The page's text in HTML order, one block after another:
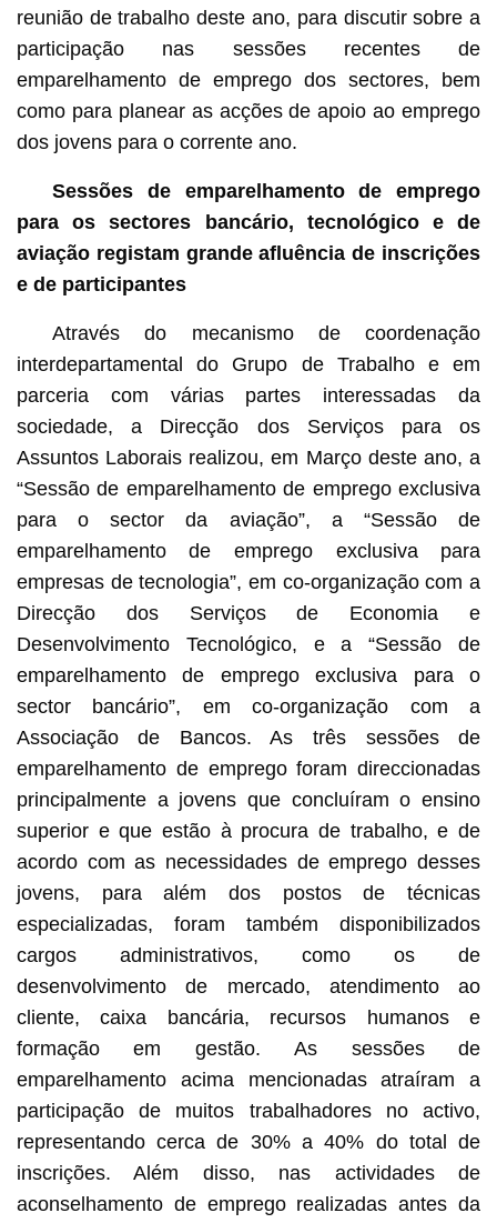
reunião de trabalho deste ano, para discutir sobre a
participação nas sessões recentes de
emparelhamento de emprego dos sectores, bem
como para planear as acções de apoio ao emprego
dos jovens para o corrente ano.
Sessões de emparelhamento de emprego
para os sectores bancário, tecnológico e de
aviação registam grande afluência de inscrições
e de participantes
Através do mecanismo de coordenação
interdepartamental do Grupo de Trabalho e em
parceria com várias partes interessadas da
sociedade, a Direcção dos Serviços para os
Assuntos Laborais realizou, em Março deste ano, a
“Sessão de emparelhamento de emprego exclusiva
para o sector da aviação”, a “Sessão de
emparelhamento de emprego exclusiva para
empresas de tecnologia”, em co-organização com a
Direcção dos Serviços de Economia e
Desenvolvimento Tecnológico, e a “Sessão de
emparelhamento de emprego exclusiva para o
sector bancário”, em co-organização com a
Associação de Bancos. As três sessões de
emparelhamento de emprego foram direccionadas
principalmente a jovens que concluíram o ensino
superior e que estão à procura de trabalho, e de
acordo com as necessidades de emprego desses
jovens, para além dos postos de técnicas
especializadas, foram também disponibilizados
cargos administrativos, como os de
desenvolvimento de mercado, atendimento ao
cliente, caixa bancária, recursos humanos e
formação em gestão. As sessões de
emparelhamento acima mencionadas atraíram a
participação de muitos trabalhadores no activo,
representando cerca de 30% a 40% do total de
inscrições. Além disso, nas actividades de
aconselhamento de emprego realizadas antes da